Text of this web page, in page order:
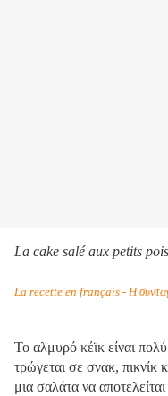
La cake salé aux petits pois
La recette en français - Η
Το αλμυρό κέϊκ είναι
τρώγεται σε σνακ, πικνίκ
μια σαλάτα να